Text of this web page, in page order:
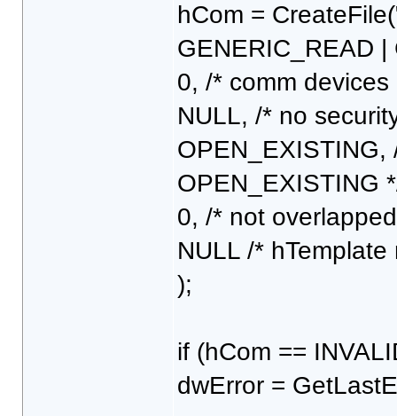
hCom =
GENERIC_READ
0, /* comm
NULL, /* no
OPEN_EXISTING,
OPEN_EXISTING
0, /* not
NULL /*
);
if (hCom ==
dwError =